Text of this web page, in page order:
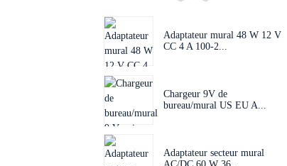
Adaptateur mural 48 W 12 V
CC 4 A 100-2...
Chargeur 9V de
bureau/mural US EU A...
Adaptateur secteur mural